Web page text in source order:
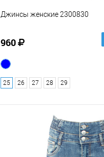
Джинсы женские 2300830
960
25 26 27 28 29